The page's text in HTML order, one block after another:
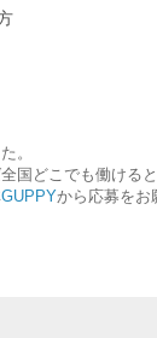
。
国どこでも働けると
GUPPYから応募をお